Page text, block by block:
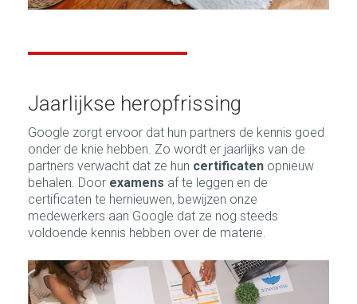
Jaarlijkse heropfrissing
Google zorgt ervoor dat hun partners de kennis goed
onder de knie hebben. Zo wordt er jaarlijks van de
partners verwacht dat ze hun certificaten opnieuw
behalen. Door examens af te leggen en de
certificaten te hernieuwen, bewijzen onze
medewerkers aan Google dat ze nog steeds
voldoende kennis hebben over de materie.